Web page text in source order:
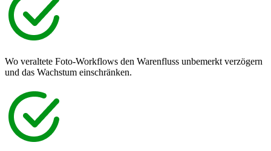
Wo veraltete Foto-Workflows den Warenfluss unbemerkt verzögern
und das Wachstum einschränken.